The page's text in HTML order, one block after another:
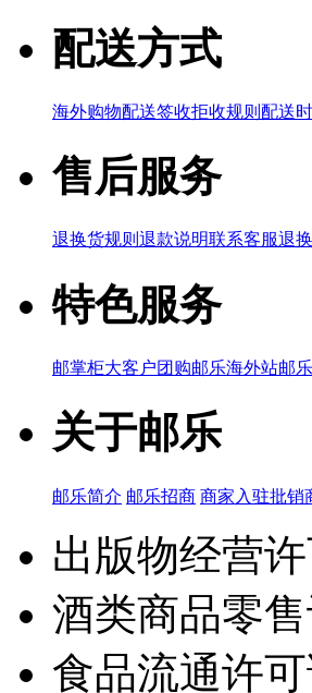
配送方式
海外购物配送签收拒收规则 配送
售后服务
退换货规则 退款说明联系客服退
特色服务
邮掌柜大客户团购邮乐海外站邮
关于邮乐
邮乐简介 邮乐招商 商家入驻批销
出版物经营
酒类商品零售
食品流通许可